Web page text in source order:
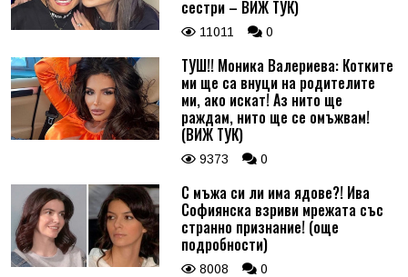
сестри – ВИЖ ТУК)
11011 0
ТУШ!! Моника Валериева: Котките
ми ще са внуци на родителите
ми, ако искат! Аз нито ще
раждам, нито ще се омъжвам!
(ВИЖ ТУК)
9373 0
С мъжа си ли има ядове?! Ива
Софиянска взриви мрежата със
странно признание! (още
подробности)
8008 0